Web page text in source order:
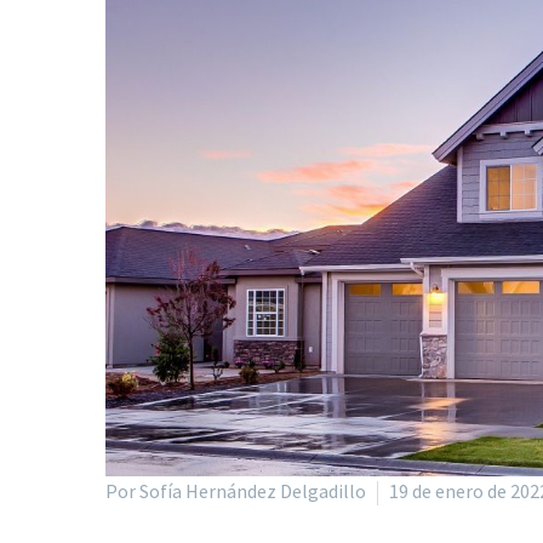
Por Sofía Hernández Delgadillo 19 de enero de